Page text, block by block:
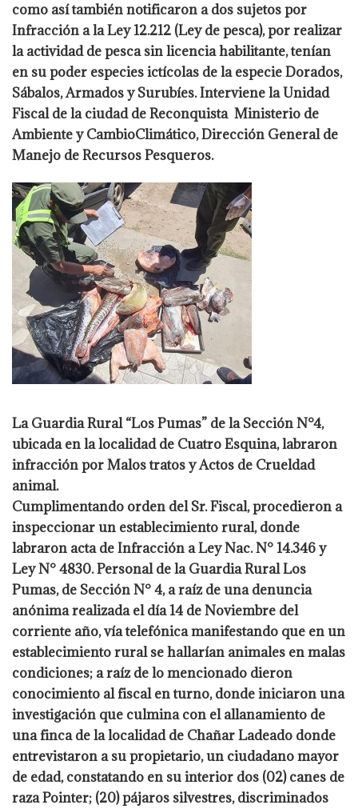
como así también notificaron a dos sujetos por
Infracción a la Ley 12.212 (Ley de pesca), por realizar
la actividad de pesca sin licencia habilitante, tenían
en su poder especies ictícolas de la especie Dorados,
Sábalos, Armados y Surubíes. Interviene la Unidad
Fiscal de la ciudad de Reconquista Ministerio de
Ambiente y CambioClimático, Dirección General de
Manejo de Recursos Pesqueros.
La Guardia Rural “Los Pumas” de la Sección N°4,
ubicada en la localidad de Cuatro Esquina, labraron
infracción por Malos tratos y Actos de Crueldad
animal.
Cumplimentando orden del Sr. Fiscal, procedieron a
inspeccionar un establecimiento rural, donde
labraron acta de Infracción a Ley Nac. N° 14.346 y
Ley N° 4830.Personal de la Guardia Rural Los
Pumas, de Sección N° 4, a raíz de una denuncia
anónima realizada el día 14 de Noviembre del
corriente año, vía telefónica manifestando que en un
establecimiento rural se hallarían animales en malas
condiciones; a raíz de lo mencionado dieron
conocimiento al fiscal en turno, dondeiniciaron una
investigación que culmina con el allanamiento de
una finca de la localidad de Chañar Ladeado donde
entrevistaron a su propietario, un ciudadano mayor
de edad, constatando en su interior dos (02) canes de
raza Pointer; (20) pájaros silvestres, discriminados